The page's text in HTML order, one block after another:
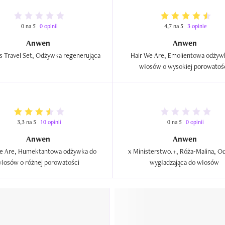
0 na 5 0 opinii
Anwen
4,7 na 5 3 opinie
Anwen
Hair We Are, Emolientowa
3,3 na 5 10 opinii
Anwen
Are, Humektantowa odżywka do
0 na 5 0 opinii
Anwen
x Ministerstwo.+, Róża-Malina,